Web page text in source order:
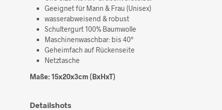
Geeignet für Mann & Frau (Unisex)
wasserabweisend & robust
Schultergurt 100% Baumwolle
Maschinenwaschbar: bis 40°
Geheimfach auf Rückenseite
Netztasche
Maße: 15x20x3cm (BxHxT)
Detailshots